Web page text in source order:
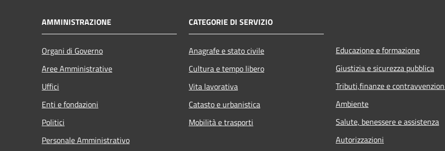
AMMINISTRAZIONE
Organi di Governo
Aree Amministrative
Uffici
Enti e fondazioni
Politici
Personale Amministrativo
CATEGORIE DI SERVIZIO
Anagrafe e stato civile
Cultura e tempo libero
Vita lavorativa
Catasto e urbanistica
Mobilità e trasporti
Educazione e formazione
Giustizia e sicurezza pubblica
Tributi,finanze e
Ambiente
Salute, benessere e assistenza
Autorizzazioni